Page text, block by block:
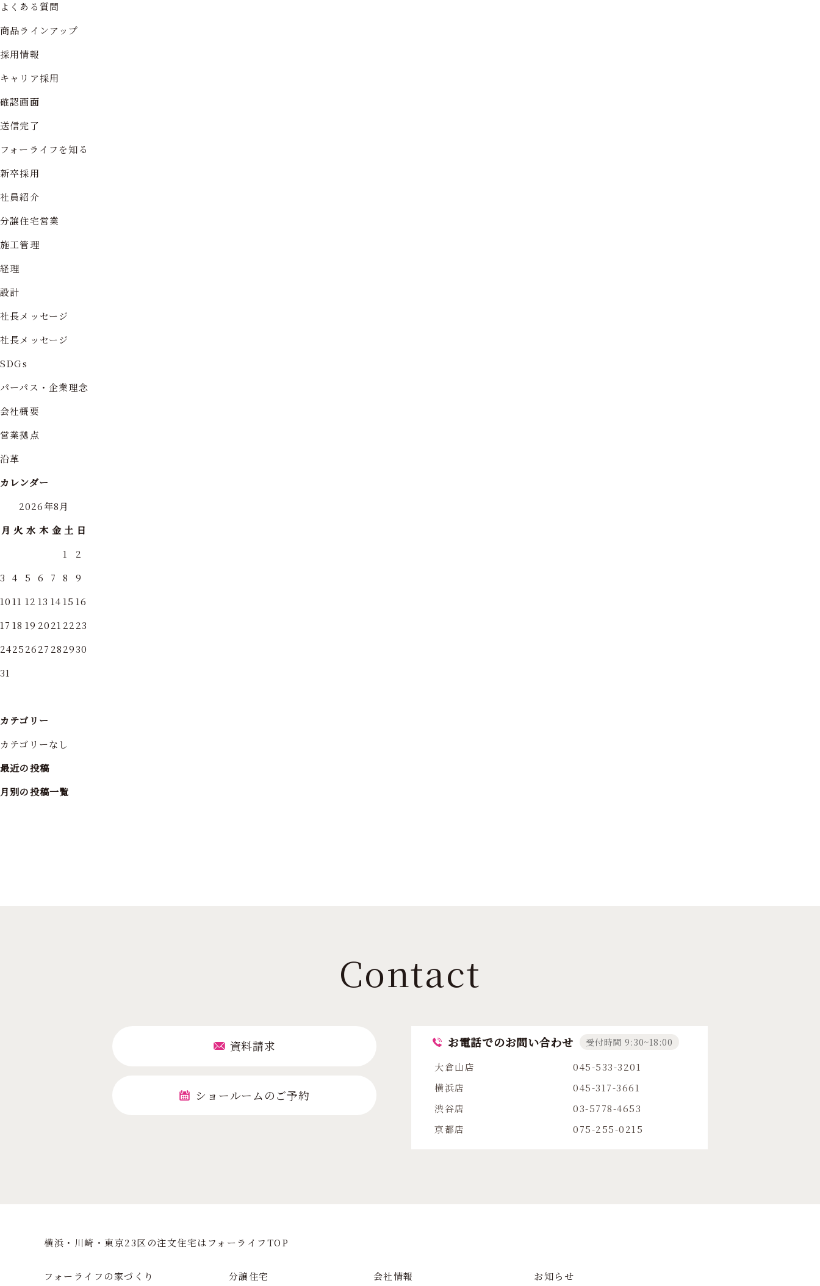
よくある質問
商品ラインアップ
採用情報
キャリア採用
確認画面
送信完了
フォーライフを知る
新卒採用
社員紹介
分譲住宅営業
施工管理
経理
設計
社長メッセージ
社長メッセージ
SDGs
パーパス・企業理念
会社概要
営業拠点
沿革
カレンダー
2026年8月
月 火 水 木 金 土 日
1
2
3
4 5 6 7 8
9
1011 12 13 1415 16
17 18 19 2021 22 23
24252627 282930
31
カテゴリー
カテゴリーなし
最近の投稿
月別の投稿一覧
Contact
資料請求
ショールームのご予約
お電話でのお問い合わせ 受付時間 9:30~18:00
大倉山店
045-533-3201
横浜店
045-317-3661
渋谷店
03-5778-4653
京都店
075-255-0215
横浜・川崎・東京23区の注⽂住宅はフォーライフTOP
フォーライフの家づくり 分譲住宅 会社情報 お知らせ